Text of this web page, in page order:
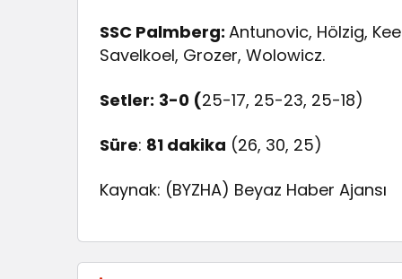
SSC Palmberg:Antunovic, Hölzig,
Savelkoel, Grozer, Wolowicz.
Setler: 3-0 (25-17, 25-23, 25-18)
Süre: 81 dakika (26, 30, 25)
Kaynak: (BYZHA) Beyaz Haber Ajansı